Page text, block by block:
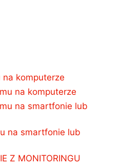
na komputerze
na komputerze
na smartfonie lub
na smartfonie lub
Z MONITORINGU